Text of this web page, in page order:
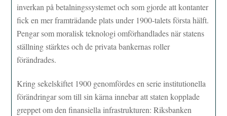
inverkan på betalningssystemet och som gjorde att kontanter
fick en mer framträdande plats under 1900-talets första hälft.
Pengar som moralisk teknologi omförhandlades när statens
ställning stärktes och de privata bankernas roller
förändrades.
Kring sekelskiftet 1900 genomfördes en serie institutionella
förändringar som till sin kärna innebar att staten kopplade
greppet om den finansiella infrastrukturen: Riksbanken